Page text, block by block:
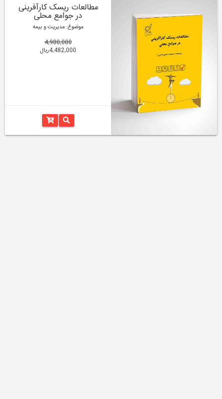
مطالعات ریسک کارآفرینی
در جوامع محلی
موضوع: مدیریت و بیمه
4,980,000
4,482,000ریال